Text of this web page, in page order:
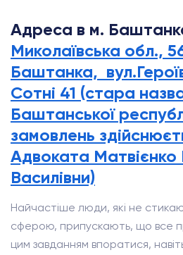
Адреса в м.
Миколаївська обл.,
Баштанка,
Сотні 41 (стара
Баштанської
замовлень
Адвоката Матвієнко
Василівни)
Найчастіше люди, які не
сферою, припускають, що все
цим завданням впоратися,